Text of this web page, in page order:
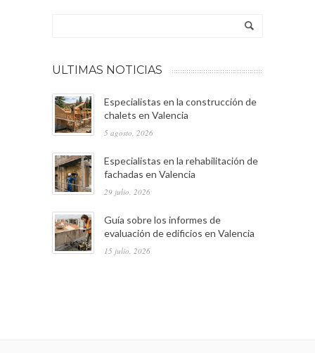
ULTIMAS NOTICIAS
Especialistas en la construcción de
chalets en Valencia
5 agosto, 2026
Especialistas en la rehabilitación de
fachadas en Valencia
29 julio, 2026
Guía sobre los informes de
evaluación de edificios en Valencia
15 julio, 2026